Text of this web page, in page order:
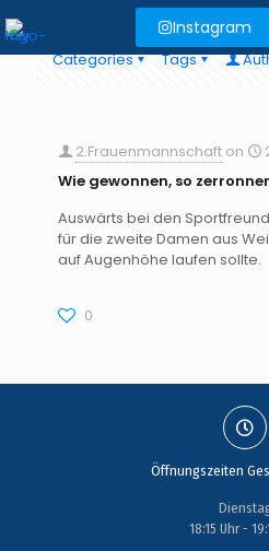
Instagram
Categories Tags
2.Frauenmannschaft on
Wie gewonnen, so
Auswärts bei den
für die zweite Damen aus
auf Augenhöhe laufen sollte.
0
Öffnungszeiten
18:15 Uhr -